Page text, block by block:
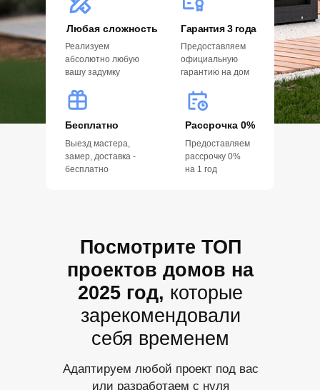
Гарантия 3 года
Выезд мастера,
замер, доставка -
бесплатно
Бесплатно Рассрочка 0%
Предоставляем
рассрочку 0%
на 1 год
Предоставляем
официальную
гарантию на дом
Любая сложность
Реализуем
абсолютно любую
вашу задумку
Адаптируем любой проект под вас
или разработаем с нуля
Посмотрите ТОП
проектов домов на
2025 год, которые
зарекомендовали
себя временем